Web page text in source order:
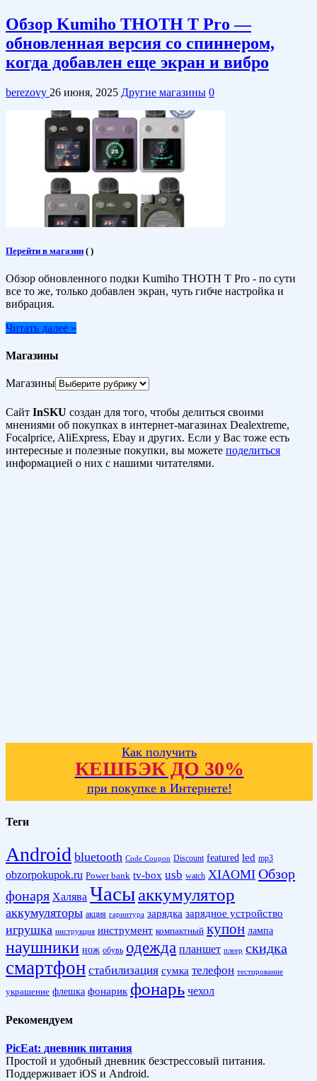
Обзор Kumiho THOTH T Pro —
обновленная версия со спиннером,
когда добавлен еще экран и вибро
berezovy 26 июня, 2025 Другие магазины 0
Перейти в магазин ( )
Обзор обновленного подки Kumiho THOTH T Pro - по сути
все то же, только добавлен экран, чуть гибче настройка и
вибрация.
Читать далее »
Магазины
Магазины
Сайт InSKU создан для того, чтобы делиться своими
мнениями об покупках в интернет-магазинах Dealextreme,
Focalprice, AliExpress, Ebay и других. Если у Вас тоже есть
интересные и полезные покупки, вы можете поделиться
информацией о них с нашими читателями.
Как получить
КЕШБЭК ДО 30%
при покупке в Интернете!
Теги
Android bluetooth Code Coupon Discount featured led mp3
obzorpokupok.ru Power bank tv-box usb watch XIAOMI Обзор
фонаря Халява Часыаккумулятор
аккумуляторы акция гарнитура зарядка зарядное устройство
игрушка инструкция инструмент компактный купон лампа
наушники нож обувь одежда планшет плеер скидка
смартфон стабилизация сумка телефон тестирование
украшение флешка фонарик фонарь чехол
Рекомендуем
PicEat: дневник питания
Простой и удобный дневник безстрессовый питания.
Поддерживает iOS и Android.